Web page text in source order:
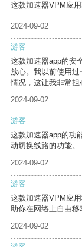
这款加速器VPM应
2024-09-02
游客
这款加速器app的安
放心。我以前使用
情况，这让我非常担
2024-09-02
游客
这款加速器app的功
动切换线路的功能。
2024-09-02
游客
这款加速器VPM应
助你在网络上自由移
2024-09-02